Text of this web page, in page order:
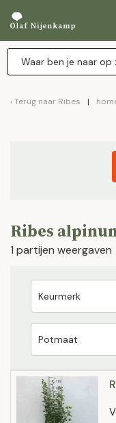
Terug naar Ribes
Ribes
1 partijen weergaven